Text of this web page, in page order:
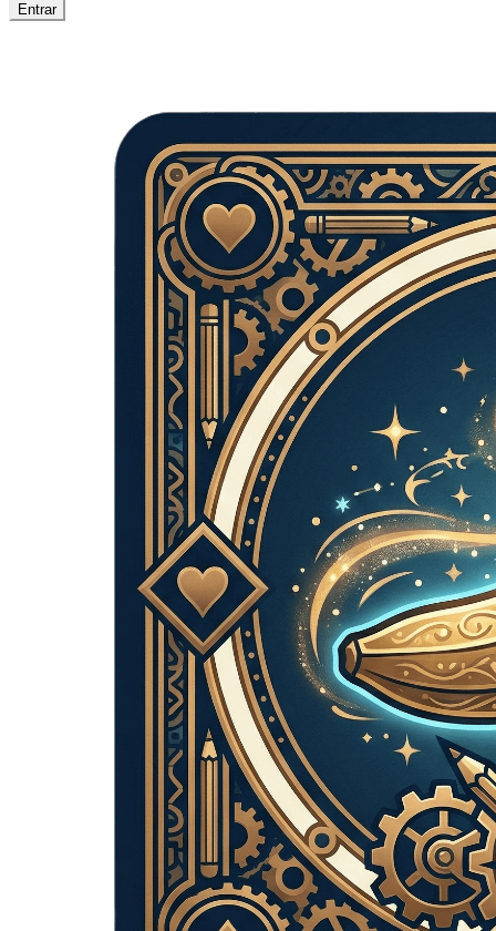
Entrar